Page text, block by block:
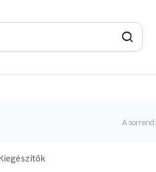
A sorrend: